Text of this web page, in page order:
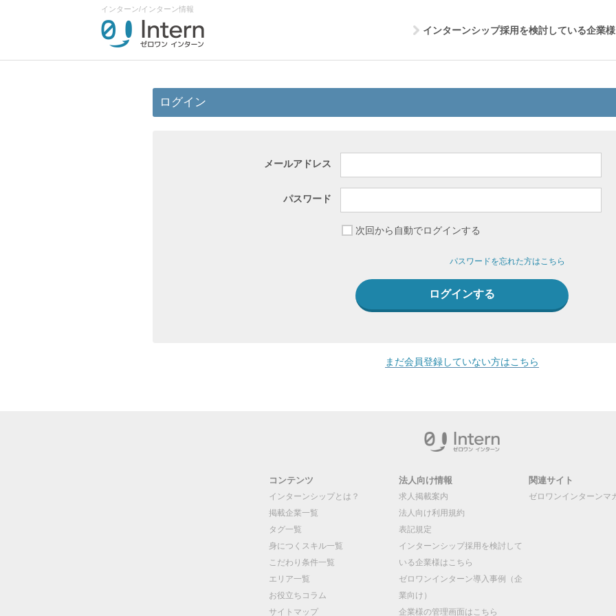
インターン/インターン情報
インターンシップ採用を検討している企業
ログイン
メールアドレス
パスワード
次回から自動でログインする
パスワードを忘れた方はこちら
まだ会員登録していない方はこちら
コンテンツ
インターンシップとは？
掲載企業一覧
タグ一覧
身につくスキル一覧
こだわり条件一覧
エリア一覧
お役立ちコラム
サイトマップ
法人向け情報
求人掲載案内
法人向け利用規約
表記規定
インターンシップ採用を検討して
いる企業様はこちら
ゼロワンインターン導入事例（企
業向け）
企業様の管理画面はこちら
関連サイト
ゼロワンインターンマ